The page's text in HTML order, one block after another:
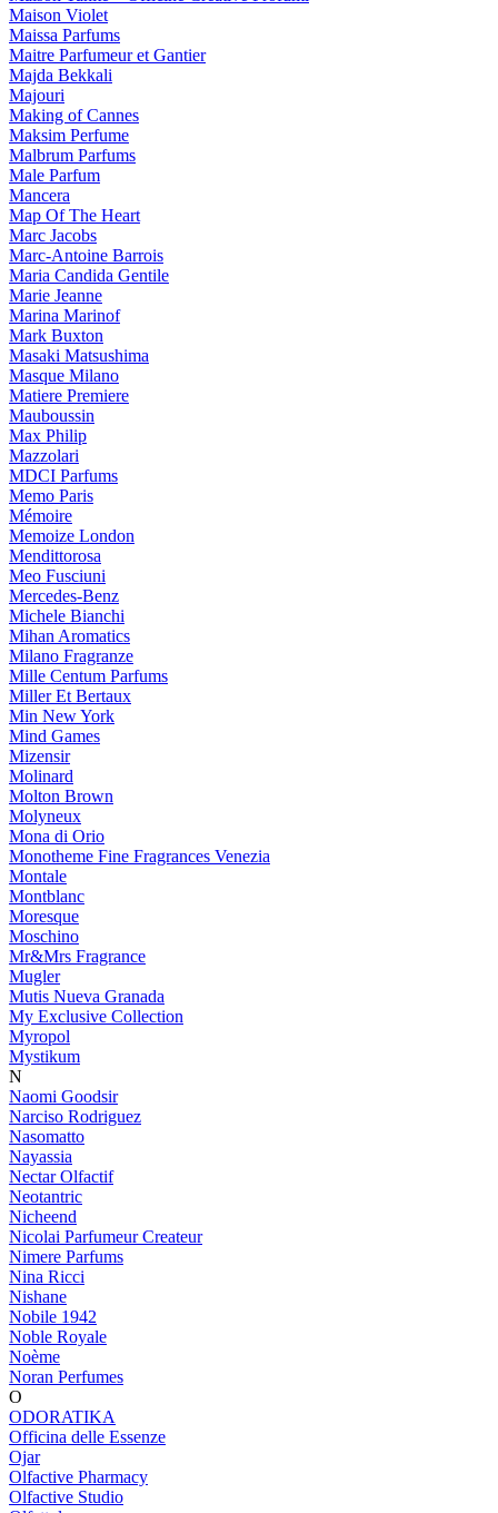
Maison Violet
Maissa Parfums
Maitre Parfumeur et Gantier
Majda Bekkali
Majouri
Making of Cannes
Maksim Perfume
Malbrum Parfums
Male Parfum
Mancera
Map Of The Heart
Marc Jacobs
Marc-Antoine Barrois
Maria Candida Gentile
Marie Jeanne
Marina Marinof
Mark Buxton
Masaki Matsushima
Masque Milano
Matiere Premiere
Mauboussin
Max Philip
Mazzolari
MDCI Parfums
Memo Paris
Mémoire
Memoize London
Mendittorosa
Meo Fusciuni
Mercedes-Benz
Michele Bianchi
Mihan Aromatics
Milano Fragranze
Mille Centum Parfums
Miller Et Bertaux
Min New York
Mind Games
Mizensir
Molinard
Molton Brown
Molyneux
Mona di Orio
Monotheme Fine Fragrances Venezia
Montale
Montblanc
Moresque
Moschino
Mr&Mrs Fragrance
Mugler
Mutis Nueva Granada
My Exclusive Collection
Myropol
Mystikum
N
Naomi Goodsir
Narciso Rodriguez
Nasomatto
Nayassia
Nectar Olfactif
Neotantric
Nicheend
Nicolai Parfumeur Createur
Nimere Parfums
Nina Ricci
Nishane
Nobile 1942
Noble Royale
Noème
Noran Perfumes
O
ODORATIKA
Officina delle Essenze
Ojar
Olfactive Pharmacy
Olfactive Studio